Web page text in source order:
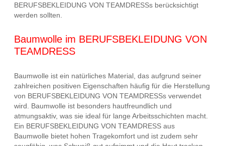
BERUFSBEKLEIDUNG VON TEAMDRESSs berücksichtigt
werden sollten.
Baumwolle im BERUFSBEKLEIDUNG VON
TEAMDRESS
Baumwolle ist ein natürliches Material, das aufgrund seiner
zahlreichen positiven Eigenschaften häufig für die Herstellung
von BERUFSBEKLEIDUNG VON TEAMDRESSs verwendet
wird. Baumwolle ist besonders hautfreundlich und
atmungsaktiv, was sie ideal für lange Arbeitsschichten macht.
Ein BERUFSBEKLEIDUNG VON TEAMDRESS aus
Baumwolle bietet hohen Tragekomfort und ist zudem sehr